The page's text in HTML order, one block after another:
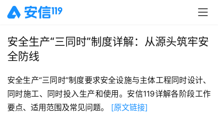
安全生产“三同时”制度详解：从源头筑牢安
全防线
安全生产“三同时”制度要求安全设施与主体工程同时设计、
同时施工、同时投入生产和使用。安信119详解各阶段工作
要点、适用范围及常见问题。 [原文链接]